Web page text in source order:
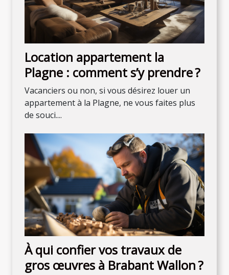
Location appartement la
Plagne : comment s’y prendre ?
Vacanciers ou non, si vous désirez louer un
appartement à la Plagne, ne vous faites plus
de souci....
À qui confier vos travaux de
gros œuvres à Brabant Wallon ?